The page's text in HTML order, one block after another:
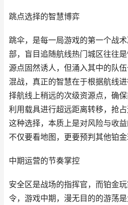
跳点选择的智慧博弈
跳伞，是每一局游戏的第一个战
部，盲目追随航线热门城区往往
源点固然诱人，但涌入其中的队
混战，真正的智慧在于根据航线
择航线上稍远的次级资源点，确
利用载具进行超远距离转移，抢占
这种选择，本质上是对风险与收
不仅要看地图，更要预判其他铂金
中期运营的节奏掌控
安全区是战场的指挥官，而铂金
令，游戏中期，漫无目的的游荡